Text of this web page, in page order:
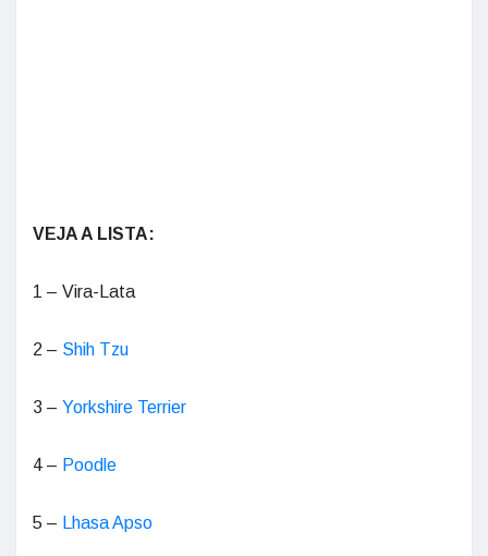
VEJA A LISTA:
1 – Vira-Lata
2 – Shih Tzu
3 – Yorkshire Terrier
4 – Poodle
5 – Lhasa Apso